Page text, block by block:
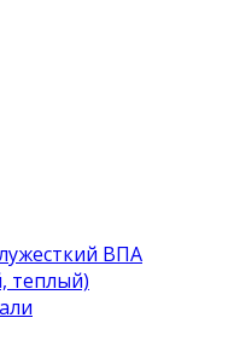
ВПА
теплый)